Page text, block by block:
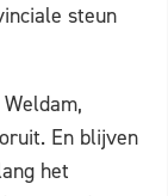
steun
En blijven
het